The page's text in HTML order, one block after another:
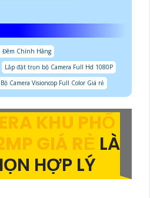
Đêm Chính Hãng
Lắp đặt trọn bộ Camera Full Hd 1080P
Camera Visioncop Full Color Giá rẻ
KHU PHỐ
GIÁ RẺ LÀ
HỢP LÝ